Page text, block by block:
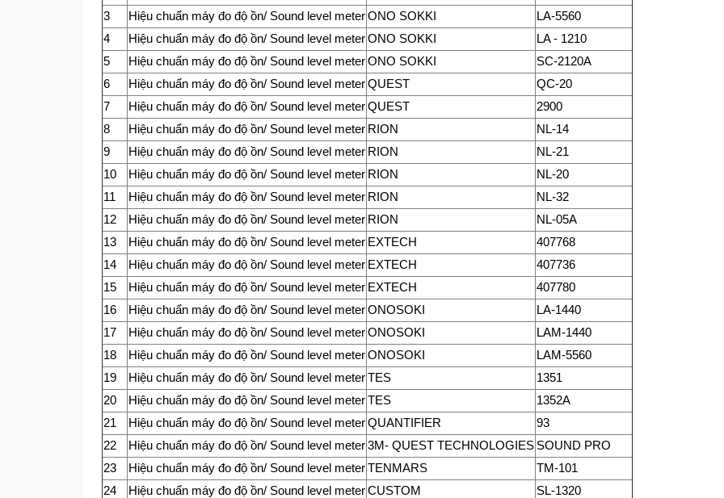
3
Hiệu chuẩn máy đo độ ồn/ Sound level meterONO SOKKI
LA-5560
4
Hiệu chuẩn máy đo độ ồn/ Sound level meterONO SOKKI
LA - 1210
5
Hiệu chuẩn máy đo độ ồn/ Sound level meterONO SOKKI
SC-2120A
6
Hiệu chuẩn máy đo độ ồn/ Sound level meterQUEST
QC-20
7
Hiệu chuẩn máy đo độ ồn/ Sound level meterQUEST
2900
8
Hiệu chuẩn máy đo độ ồn/ Sound level meter RION
NL-14
9
Hiệu chuẩn máy đo độ ồn/ Sound level meter RION
NL-21
10
Hiệu chuẩn máy đo độ ồn/ Sound level meter RION
NL-20
11
Hiệu chuẩn máy đo độ ồn/ Sound level meter RION
NL-32
12
Hiệu chuẩn máy đo độ ồn/ Sound level meter RION
NL-05A
13
Hiệu chuẩn máy đo độ ồn/ Sound level meter EXTECH
407768
14
Hiệu chuẩn máy đo độ ồn/ Sound level meter EXTECH
407736
15
Hiệu chuẩn máy đo độ ồn/ Sound level meter EXTECH
407780
16
Hiệu chuẩn máy đo độ ồn/ Sound level meterONOSOKI
LA-1440
17
Hiệu chuẩn máy đo độ ồn/ Sound level meterONOSOKI
LAM-1440
18
Hiệu chuẩn máy đo độ ồn/ Sound level meterONOSOKI
LAM-5560
19
Hiệu chuẩn máy đo độ ồn/ Sound level meterTES
1351
20
Hiệu chuẩn máy đo độ ồn/ Sound level meterTES
1352A
21
Hiệu chuẩn máy đo độ ồn/ Sound level meterQUANTIFIER
93
22
Hiệu chuẩn máy đo độ ồn/ Sound level meter3M- QUEST TECHNOLOGIES SOUND PRO
23
Hiệu chuẩn máy đo độ ồn/ Sound level meterTENMARS
TM-101
24
Hiệu chuẩn máy đo độ ồn/ Sound level meterCUSTOM
SL-1320